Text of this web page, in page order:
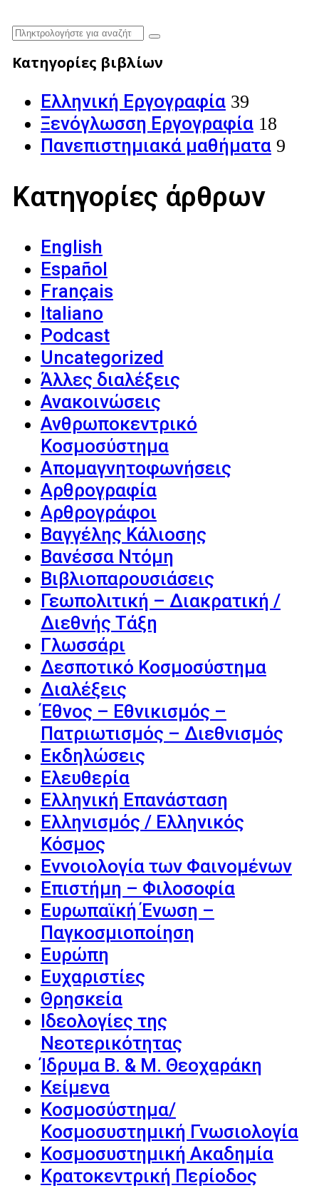
Κατηγορίες βιβλίων
Ελληνική Εργογραφία 39
Ξενόγλωσση Εργογραφία 18
Πανεπιστημιακά μαθήματα 9
Κατηγορίες άρθρων
English
Español
Français
Italiano
Podcast
Uncategorized
Άλλες διαλέξεις
Ανακοινώσεις
Ανθρωποκεντρικό
Κοσμοσύστημα
Απομαγνητοφωνήσεις
Αρθρογραφία
Αρθρογράφοι
Βαγγέλης Κάλιοσης
Βανέσσα Ντόμη
Βιβλιοπαρουσιάσεις
Γεωπολιτική – Διακρατική /
Διεθνής Τάξη
Γλωσσάρι
Δεσποτικό Κοσμοσύστημα
Διαλέξεις
Έθνος – Εθνικισμός –
Πατριωτισμός – Διεθνισμός
Εκδηλώσεις
Ελευθερία
Ελληνική Επανάσταση
Ελληνισμός / Ελληνικός
Κόσμος
Εννοιολογία των Φαινομένων
Επιστήμη – Φιλοσοφία
Ευρωπαϊκή Ένωση –
Παγκοσμιοποίηση
Ευρώπη
Ευχαριστίες
Θρησκεία
Ιδεολογίες της
Νεοτερικότητας
Ίδρυμα Β. & Μ. Θεοχαράκη
Κείμενα
Κοσμοσύστημα/
Κοσμοσυστημική Γνωσιολογία
Κοσμοσυστημική Ακαδημία
Κρατοκεντρική Περίοδος